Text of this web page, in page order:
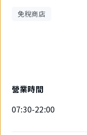
免稅商店
件。
營業時間
07:30-22:00